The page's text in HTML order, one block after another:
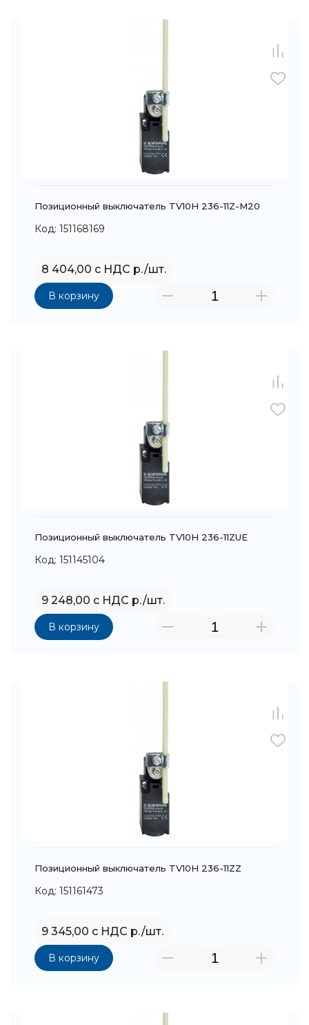
Позиционный выключатель TV10H 236-11Z-M20
Код: 151168169
8 404,00 с НДС р./шт.
В корзину
Позиционный выключатель TV10H 236-11ZUE
Код: 151145104
9 248,00 с НДС р./шт.
В корзину
Позиционный выключатель TV10H 236-11ZZ
Код: 151161473
9 345,00 с НДС р./шт.
В корзину